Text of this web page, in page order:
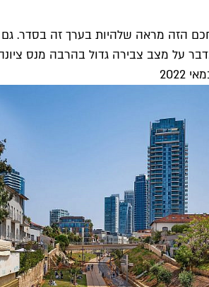
הזה מראה שלהיות בערך זה בסדר. גם
על מצב צבירה גדול בהרבה מנס